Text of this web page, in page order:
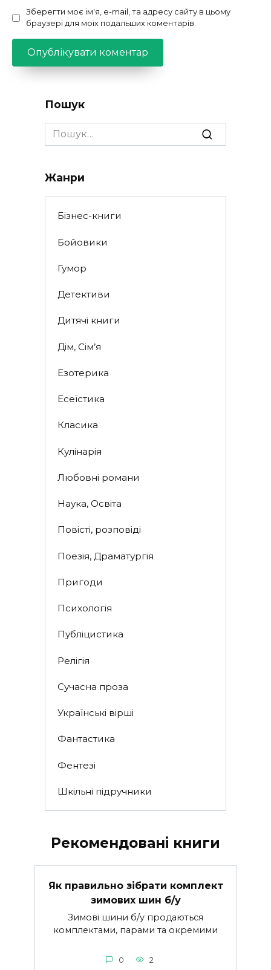
Зберегти моє ім'я, e-mail, та адресу сайту в цьому
браузері для моїх подальших коментарів.
Пошук
Search
for:
Жанри
Бізнес-книги
Бойовики
Гумор
Детективи
Дитячі книги
Дім, Сім’я
Езотерика
Есеїстика
Класика
Кулінарія
Любовні романи
Наука, Освіта
Повісті, розповіді
Поезія, Драматургія
Пригоди
Психологія
Публіцистика
Релігія
Сучасна проза
Українські вірші
Фантастика
Фентезі
Шкільні підручники
Рекомендовані книги
Як правильно зібрати комплект
зимових шин б/у
Зимові шини б/у продаються
комплектами, парами та окремими
0 2